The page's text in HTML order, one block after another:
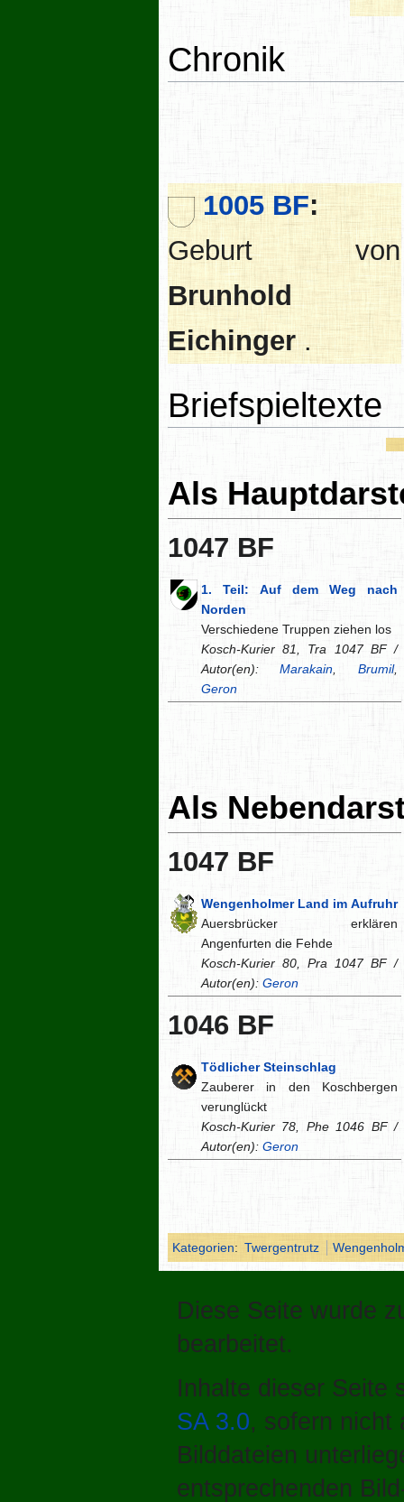
Chronik
1005 BF:
Geburt von
Brunhold
Eichinger.
Briefspieltexte
Als
1047 BF
1. Teil: Auf dem Weg nach
Norden
Verschiedene Truppen ziehen los
Kosch-Kurier 81, Tra 1047 BF /
Autor(en): Marakain Brumil,
Geron
Als
1047 BF
Wengenholmer Land im Aufruhr
Auersbrücker erklären
Angenfurten die Fehde
Kosch-Kurier 80, Pra 1047 BF /
Autor(en): Geron
1046 BF
Tödlicher Steinschlag
Zauberer in den Koschbergen
verunglückt
Kosch-Kurier 78, Phe 1046 BF /
Autor(en): Geron
Kategorien: Twergentrutz
Diese Seite wurde
bearbeitet.
Inhalte dieser Seite
SA 3.0, sofern nicht
Bilddateien
entsprechenden